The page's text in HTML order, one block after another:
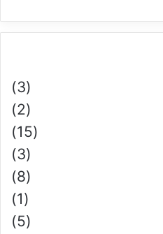
(3)
(2)
(15)
(3)
(8)
(1)
(5)